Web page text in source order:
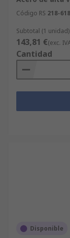
Código RS 218-618
Subtotal (1 unidad)
143,81 €(exc.
Cantidad
Disponible